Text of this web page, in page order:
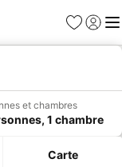
Favoris
Se
et chambres
1 chambre
Carte